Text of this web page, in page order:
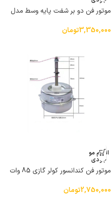
موتور فن دو بر شفت پایه وسط مدل
سیم پیچ مسی مناسب انواع کولر پنجره
3,350,000تومان
اتمام مو
جودی
موتور فن کندانسور کولر گازی 85 وات
2,750,000تومان